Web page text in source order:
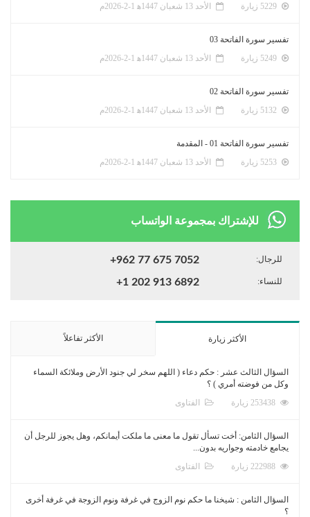
الأحد 13 شعبان 1447ﻫ 1-2-2026م
تفسير سورة الفاتحة 03
الأحد 13 شعبان 1447ﻫ 1-2-2026م
تفسير سورة الفاتحة 02
الأحد 13 شعبان 1447ﻫ 1-2-2026م
تفسير سورة الفاتحة 01 - المقدمة
الأحد 13 شعبان 1447ﻫ 1-2-2026م
للإشتراك بمجموعة الواتساب
للرجال: +962 77 675 7052
للنساء: +1 202 913 6892
الأكثر زيارة الأكثر تفاعلاً
السؤال الثالث عشر : حكم دعاء ( اللهم سخر لي جنود الأرض وملائكة السماء
وكل من فوضته أمري ) ؟
الفتاوى
السؤال الثامن: أخت تسأل تقول ما معنى ما ملكت أيمانكم، وهل يجوز للرجل أن
يجامع خادمته وجواريه بدون...
الفتاوى
السؤال الثامن : شيخنا ما حكم نوم الزوج في غرفة ونوم الزوجة في غرفة أخرى
؟